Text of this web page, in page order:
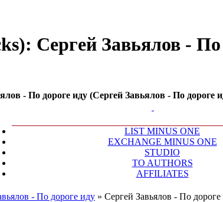
Сергей Завьялов -
- По дороге иду (Сергей Завьялов - По дороге
LIST MINUS ONE
EXCHANGE MINUS ONE
STUDIO
TO AUTHORS
AFFILIATES
- По дороге иду » Сергей Завьялов - По дороге